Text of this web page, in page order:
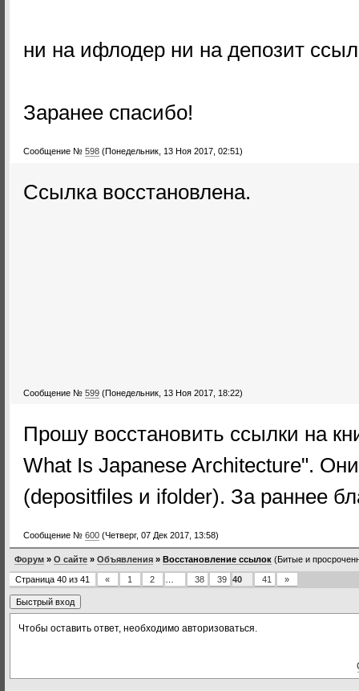
ни на ифлодер ни на депозит
Заранее спасибо!
Сообщение № 598 (Понедельник, 13 Ноя 2017, 02:51)
Ссылка восстановлена.
Сообщение № 599 (Понедельник, 13 Ноя 2017, 18:22)
Прошу восстановить ссылки на
What Is Japanese Architecture".
(depositfiles и ifolder). За раннее
Сообщение № 600 (Четверг, 07 Дек 2017, 13:58)
Форум » О сайте » Объявления » Восстановление ссылок (Битые и
Страница 40 из 41 « 1 2 38 39 40 41 »
Чтобы оставить ответ, необходимо авторизоваться.